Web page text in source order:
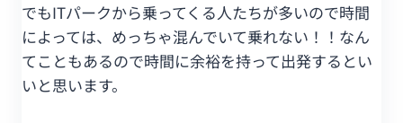
でもITパークから乗ってくる人たちが多いので時間
によっては、めっちゃ混んでいて乗れない！！なん
てこともあるので時間に余裕を持って出発するとい
いと思います。